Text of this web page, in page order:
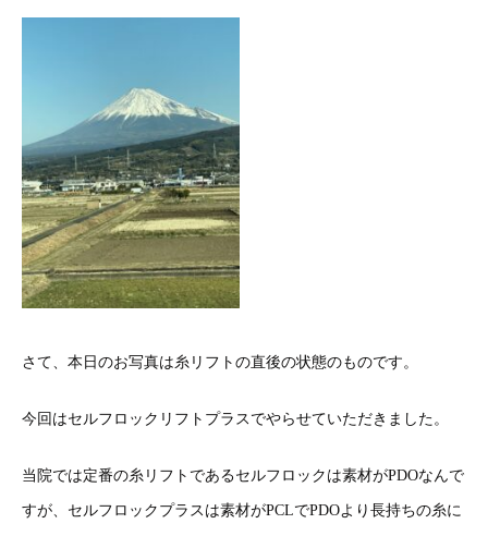
さて、本日のお写真は糸リフトの直後の状態のものです。
今回はセルフロックリフトプラスでやらせていただきました。
当院では定番の糸リフトであるセルフロックは素材がPDOなんで
すが、セルフロックプラスは素材がPCLでPDOより長持ちの糸に